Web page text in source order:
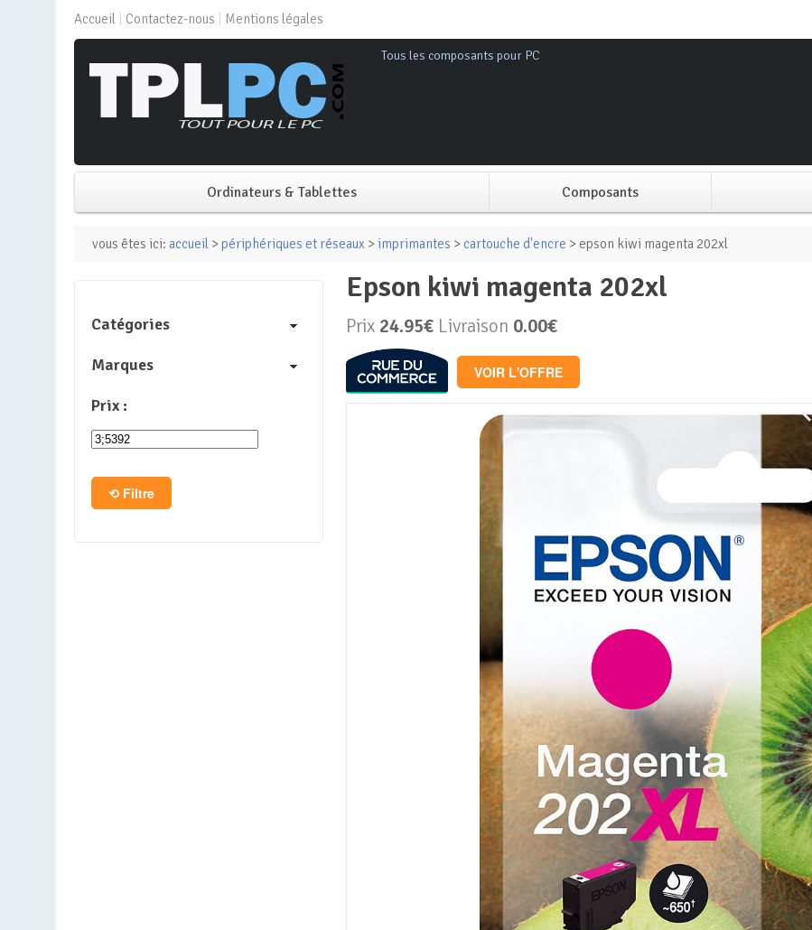
Accueil Contactez-nous Mentions légales
Tous les composants pour PC
Ordinateurs & Tablettes
PC de bureau
Mini PC
PC Tout-en-un
Tablettes
Composants
Alimentation PC
Boitier PC
Carte graphique
Carte mère
Mémoire PC
Disque SSD
vous êtes ici: accueil > périphériques et réseaux > imprimantes > cartouche d'encre > epson kiwi magenta 202xl
epson kiwi magenta 202xl
Prix 24.95€ Livraison 0.00€
VOIR L'OFFRE
Catégories
Marques
Prix :
Filtre